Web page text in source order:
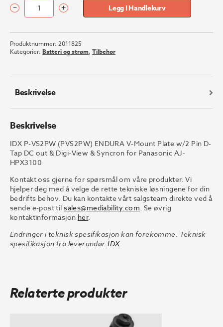
IDX
VS2PW
ENDURA
V-
antall
– + Legg I Handlekurv
Produktnummer: 2011825
Kategorier: Batteri og strøm, Tilbehør
Beskrivelse
Beskrivelse
IDX P-VS2PW (PVS2PW) ENDURA V-Mount Plate w/2 Pin D-
Tap DC out & Digi-View & Syncron for Panasonic AJ-
HPX3100
Kontakt oss gjerne for spørsmål om våre produkter. Vi
hjelper deg med å velge de rette tekniske løsningene for din
bedrifts behov. Du kan kontakte vårt salgsteam direkte ved å
sende e-post tilsales@mediability.com. Se øvrig
kontaktinformasjon her.
Endringer i teknisk spesifikasjon kan forekomme. Teknisk
spesifikasjon fra leverandør:IDX
Relaterte produkter